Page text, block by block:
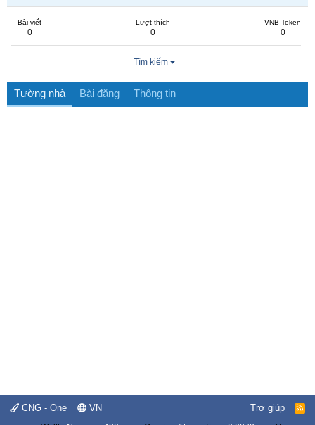
Bài viết
0
Lượt thích
0
VNB Token
0
Tìm kiếm
Tường nhà Bài đăng Thông tin
CNG - One VN Trợ giúp
R